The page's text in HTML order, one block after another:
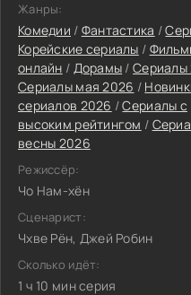
Жанры:
Комедии / Фантастика /
Корейские сериалы /
онлайн / Дорамы /Сериалы
Сериалы мая 2026 /
сериалов 2026 /Сериалы с
высоким рейтингом /
весны 2026
Режиссёр:
Чо Нам-хён
Сценарист:
Чхве Рён, Джей Робин
Сколько идёт:
1 ч 10 мин серия